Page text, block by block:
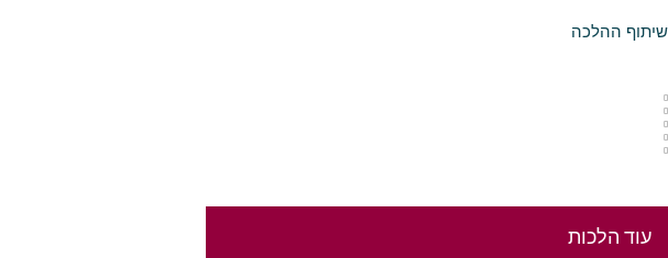
שיתוף ההלכה
עוד הלכות